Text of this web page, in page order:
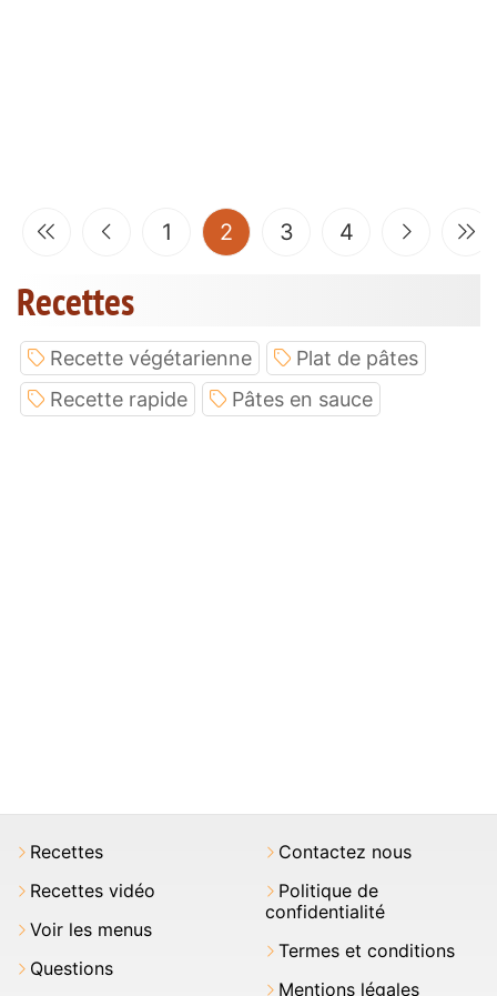
1 2 (current)
3 4
Recettes
Recette végétarienne
Plat de pâtes
Recette rapide
Pâtes en sauce
Recettes
Recettes vidéo
Voir les menus
Questions
Contactez nous
Politique de
confidentialité
Termes et conditions
Mentions légales